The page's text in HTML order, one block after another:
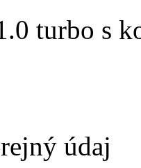
turbo s
údaj